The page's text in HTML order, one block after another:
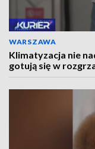
WARSZAWA
Klimatyzacja nie
gotują się w